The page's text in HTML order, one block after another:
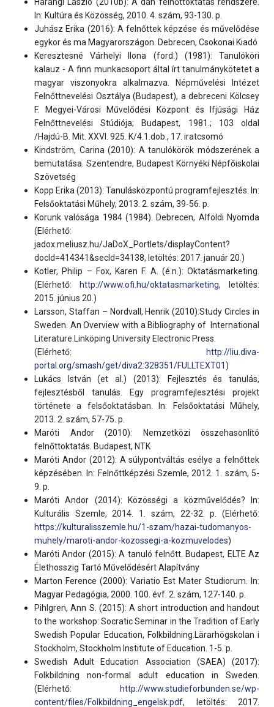
Harangi László (2010b): A dán felnőttoktatás rendszere.
In: Kultúra és Közösség, 2010. 4. szám, 93-130. p.
Juhász Erika (2016): A felnőttek képzése és művelődése
egykor és ma Magyarországon. Debrecen, Csokonai Kiadó
Keresztesné Várhelyi Ilona (ford.) (1981): Tanulóköri
kalauz - A finn munkacsoport által írt tanulmánykötetet a
magyar viszonyokra alkalmazva. Népművelési Intézet
Felnőttnevelési Osztálya (Budapest), a debreceni Kölcsey
F. Megyei-Városi Művelődési Központ és Ifjúsági Ház
Felnőttnevelési Stúdiója; Budapest, 1981.; 103 oldal
/Hajdú-B. Mit. XXVI. 925. K/4.1.dob., 17. iratcsomó
Kindström, Carina (2010): A tanulókörök módszerének a
bemutatása. Szentendre, Budapest Környéki Népfőiskolai
Szövetség
Kopp Erika (2013): Tanulásközpontú programfejlesztés. In:
Felsőoktatási Műhely, 2013. 2. szám, 39-56. p.
Korunk valósága 1984 (1984). Debrecen, Alföldi Nyomda
(Elérhető:
jadox.meliusz.hu/JaDoX_Portlets/displayContent?
docId=414341&secId=34138, letöltés: 2017. január 20.)
Kotler, Philip – Fox, Karen F. A. (é.n.): Oktatásmarketing.
(Elérhető:
http://www.ofi.hu/oktatasmarketing, letöltés:
2015. június 20.)
Larsson, Staffan – Nordvall, Henrik (2010):Study Circles in
Sweden. An Overview with a Bibliography of International
Literature.Linköping University Electronic Press.
(Elérhető:
http://liu.diva-
portal.org/smash/get/diva2:328351/FULLTEXT01)
Lukács István (et al.) (2013): Fejlesztés és tanulás,
fejlesztésből tanulás. Egy programfejlesztési projekt
története a felsőoktatásban. In: Felsőoktatási Műhely,
2013. 2. szám, 57-75. p.
Maróti Andor (2010): Nemzetközi összehasonlító
felnőttoktatás. Budapest, NTK
Maróti Andor (2012): A súlypontváltás esélye a felnőttek
képzésében. In: Felnőttképzési Szemle, 2012. 1. szám, 5-
9. p.
Maróti Andor (2014): Közösségi a közművelődés? In:
Kulturális Szemle, 2014. 1. szám, 22-32. p. (Elérhető:
https://kulturalisszemle.hu/1-szam/hazai-tudomanyos-
muhely/maroti-andor-kozossegi-a-kozmuvelodes)
Maróti Andor (2015): A tanuló felnőtt. Budapest, ELTE Az
Élethosszig Tartó Művelődésért Alapítvány
Marton Ference (2000): Variatio Est Mater Studiorum. In:
Magyar Pedagógia, 2000. 100. évf. 2. szám, 127-140. p.
Pihlgren, Ann S. (2015): A short introduction and handout
to the workshop: Socratic Seminar in the Tradition of Early
Swedish Popular Education, Folkbildning.Lärarhögskolan i
Stockholm, Stockholm Institute of Education. 1-5. p.
Swedish Adult Education Association (SAEA) (2017):
Folkbildning non-formal adult education in Sweden.
(Elérhető:
http://www.studieforbunden.se/wp-
content/files/Folkbildning_engelsk.pdf, letöltés: 2017.